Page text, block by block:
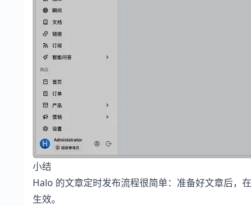
小结
Halo 的文章定时发布流程很简单：准备好文章后，
生效。